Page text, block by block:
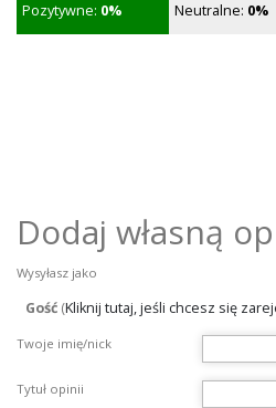
Pozytywne: 0% Neutralne: 0%
Dodaj własną
Wysyłasz jako
Gość (Kliknij tutaj, jeśli chcesz się
Twoje imię/nick
Tytuł opinii